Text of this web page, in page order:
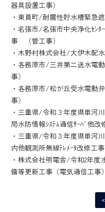
器具設置工事）
・東員町/耐震性貯水槽緊急
・名張市/名張市中央浄化ｾﾝ
事 （管工事）
・木野村株式会社/大伊木配
・各務原市/三井第二送水電
事）
・各務原市/松が丘受水電動
事）
・三重県/令和３年度県単河
局水防情報ｼｽﾃﾑ通信ｻｰﾊﾞ他改
・三重県/令和３年度県単河
内他観測所無線ﾃﾚﾒｰﾀ改修工
・株式会社明電舎/令和2年度
備等更新工事（電気通信工事）
<